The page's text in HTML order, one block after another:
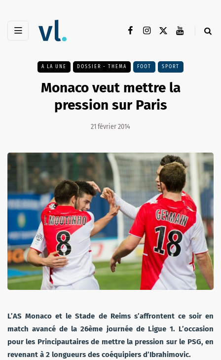
A LA UNE DOSSIER - THEMA FOOT SPORT
Monaco veut mettre la
pression sur Paris
21 février 2014
L’AS Monaco et le Stade de Reims s’affrontent ce soir en
match avancé de la 26ème journée de Ligue 1. L’occasion
pour les Principautaires de mettre la pression sur le PSG, en
revenant à 2 longueurs des coéquipiers d’Ibrahimovic.